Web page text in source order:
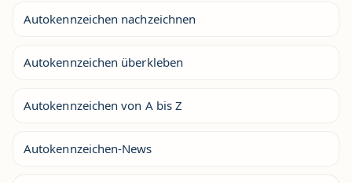
Autokennzeichen nachzeichnen
Autokennzeichen überkleben
Autokennzeichen von A bis Z
Autokennzeichen-News